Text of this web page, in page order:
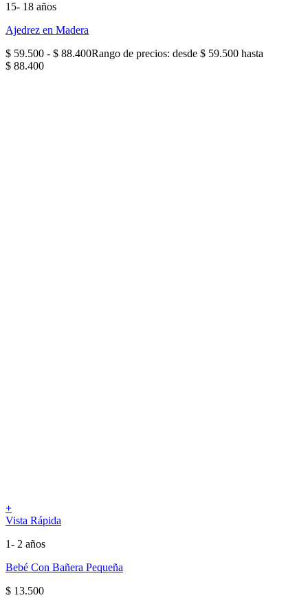
15- 18 años
Ajedrez en Madera
$ 59.500 - $ 88.400Rango de precios: desde $ 59.500 hasta
$ 88.400
+
Vista Rápida
1- 2 años
Bebé Con Bañera Pequeña
$ 13.500